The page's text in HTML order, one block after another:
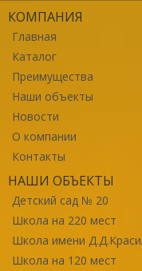
КОМПАНИЯ
Главная
Каталог
Преимущества
Наши объекты
Новости
О компании
Контакты
НАШИ ОБЪЕКТЫ
Детский сад № 20
Школа на 220 мест
Школа имени
Школа на 120 мест